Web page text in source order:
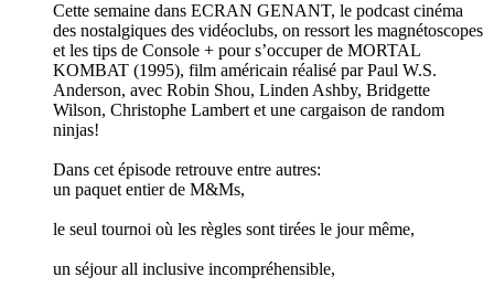
Cette semaine dans ECRAN GENANT, le podcast cinéma
des nostalgiques des vidéoclubs, on ressort les magnétoscopes
et les tips de Console + pour s’occuper de MORTAL
KOMBAT (1995), film américain réalisé par Paul W.S.
Anderson, avec Robin Shou, Linden Ashby, Bridgette
Wilson, Christophe Lambert et une cargaison de random
ninjas!
Dans cet épisode retrouve entre autres:
un paquet entier de M&Ms,
le seul tournoi où les règles sont tirées le jour même,
un séjour all inclusive incompréhensible,